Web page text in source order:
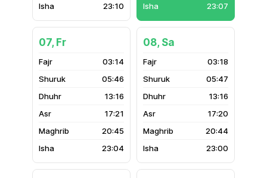
23:10
23:07
07, Fr
03:14
05:46
13:16
17:21
20:45
23:04
08, Sa
03:18
05:47
13:16
17:20
20:44
23:00